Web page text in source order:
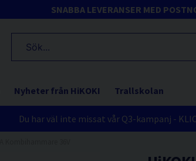
SNABBA LEVERANSER MED
Nyheter från HiKOKI Trallskolan
Du har väl inte missat vår Q3-kampanj -